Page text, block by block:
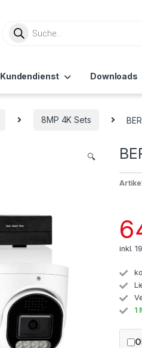
Kundendienst Downloads
8MP 4K Sets
🔍
inkl.
1